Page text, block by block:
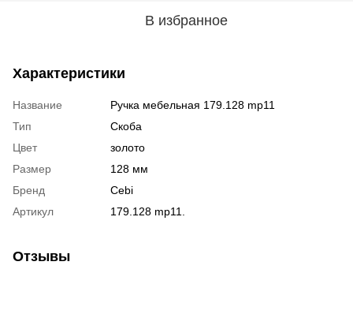
В избранное
Характеристики
Название
Ручка мебельная 179.128 mp11
Тип
Скоба
Цвет
золото
Размер
128 мм
Бренд
Cebi
Артикул
179.128 mp11.
Отзывы